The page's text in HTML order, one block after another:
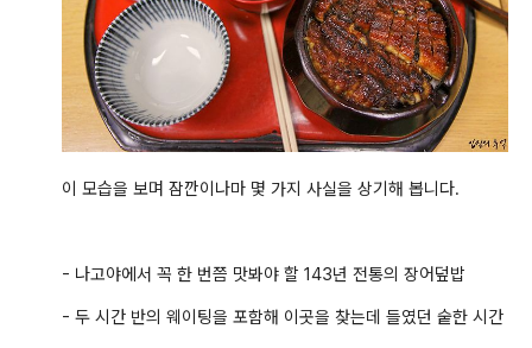
이 모습을 보며 잠깐이나마 몇 가지 사실을 상기해 봅니다.
- 나고야에서 꼭 한 번쯤 맛봐야 할 143년 전통의 장어덮밥
- 두 시간 반의 웨이팅을 포함해 이곳을 찾는데 들였던 숱한 시간